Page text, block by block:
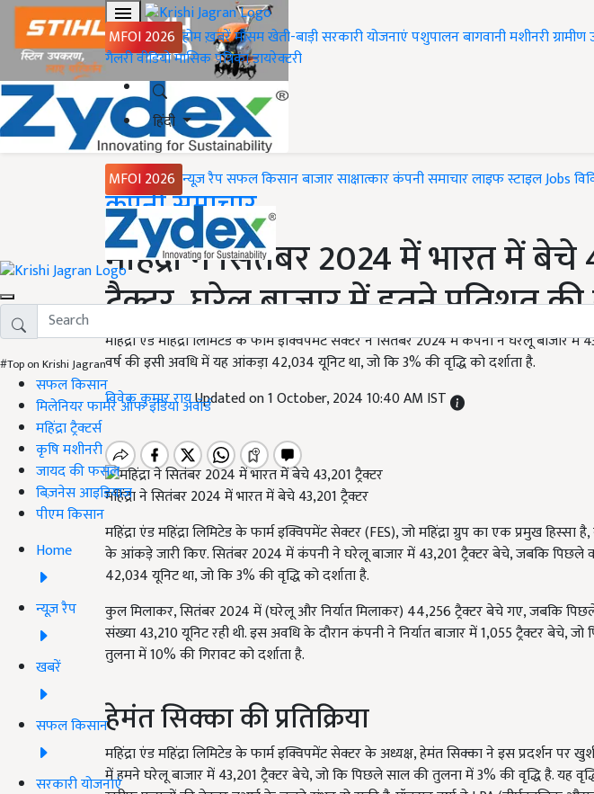
MFOI 2026 होमख़बरेंमौसमखेती-बाड़ीसरकारी योजनाएंपशुपालनबागवानीमशीनरीग्रामीण
गैलरीवीडियोमासिक पत्रिकाडायरेक्टरी
हिंदी
MFOI 2026 न्यूज़ रैपसफल किसानबाजारसाक्षात्कारकंपनी समाचारलाइफ स्टाइलJobs
#Top on Krishi Jagran
सफल किसान
मिलेनियर फार्मर ऑफ इंडिया अवॉर्ड
महिंद्रा ट्रैक्टर्स
कृषि मशीनरी
जायद की फसल
बिज़नेस आइडियाज
पीएम किसान
Home
न्यूज़ रैप
खबरें
सफल किसान
सरकारी योजनाएं
Home
कंपनी समाचार
महिंद्रा ने सितंबर 2024 में भारत में बेचे
ट्रैक्टर, घरेलू बाजार में इतने प्रतिशत की
महिंद्रा एंड महिंद्रा लिमिटेड के फार्म इक्विपमेंट सेक्टर ने सितंबर 2024 में कंपनी ने घरेलू बाजार में
वर्ष की इसी अवधि में यह आंकड़ा 42,034 यूनिट था, जो कि 3% की वृद्धि को दर्शाता है.
विवेक कुमार रायUpdated on 1 October, 2024 10:40 AM IST
महिंद्रा ने सितंबर 2024 में भारत में बेचे 43,201 ट्रैक्टर
महिंद्रा एंड महिंद्रा लिमिटेड के फार्म इक्विपमेंट सेक्टर (FES), जो महिंद्रा ग्रुप का एक प्रमुख हिस्सा
के आंकड़े जारी किए. सितंबर 2024 में कंपनी ने घरेलू बाजार में 43,201 ट्रैक्टर बेचे, जबकि पिछले
42,034 यूनिट था, जो कि 3% की वृद्धि को दर्शाता है.
कुल मिलाकर, सितंबर 2024 में (घरेलू और निर्यात मिलाकर) 44,256 ट्रैक्टर बेचे गए, जबकि
संख्या 43,210 यूनिट रही थी. इस अवधि के दौरान कंपनी ने निर्यात बाजार में 1,055 ट्रैक्टर बेचे,
तुलना में 10% की गिरावट को दर्शाता है.
हेमंत सिक्का की प्रतिक्रिया
महिंद्रा एंड महिंद्रा लिमिटेड के फार्म इक्विपमेंट सेक्टर के अध्यक्ष, हेमंत सिक्का ने इस प्रदर्शन पर
में हमने घरेलू बाजार में 43,201 ट्रैक्टर बेचे, जो कि पिछले साल की तुलना में 3% की वृद्धि है. यह